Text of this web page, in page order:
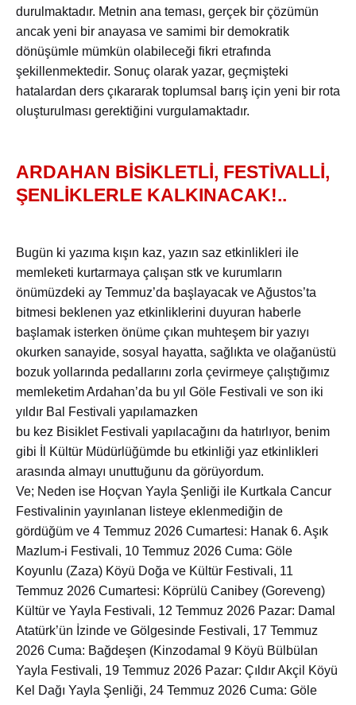
durulmaktadır. Metnin ana teması, gerçek bir çözümün
ancak yeni bir anayasa ve samimi bir demokratik
dönüşümle mümkün olabileceği fikri etrafında
şekillenmektedir. Sonuç olarak yazar, geçmişteki
hatalardan ders çıkararak toplumsal barış için yeni bir rota
oluşturulması gerektiğini vurgulamaktadır.
ARDAHAN BİSİKLETLİ, FESTİVALLİ,
ŞENLİKLERLE KALKINACAK!..
Bugün ki yazıma kışın kaz, yazın saz etkinlikleri ile
memleketi kurtarmaya çalışan stk ve kurumların
önümüzdeki ay Temmuz’da başlayacak ve Ağustos’ta
bitmesi beklenen yaz etkinliklerini duyuran haberle
başlamak isterken önüme çıkan muhteşem bir yazıyı
okurken sanayide, sosyal hayatta, sağlıkta ve olağanüstü
bozuk yollarında pedallarını zorla çevirmeye çalıştığımız
memleketim Ardahan’da bu yıl Göle Festivali ve son iki
yıldır Bal Festivali yapılamazken
bu kez Bisiklet Festivali yapılacağını da hatırlıyor, benim
gibi İl Kültür Müdürlüğümde bu etkinliği yaz etkinlikleri
arasında almayı unuttuğunu da görüyordum.
Ve; Neden ise Hoçvan Yayla Şenliği ile Kurtkala Cancur
Festivalinin yayınlanan listeye eklenmediğin de
gördüğüm ve 4 Temmuz 2026 Cumartesi: Hanak 6. Aşık
Mazlum-i Festivali, 10 Temmuz 2026 Cuma: Göle
Koyunlu (Zaza) Köyü Doğa ve Kültür Festivali, 11
Temmuz 2026 Cumartesi: Köprülü Canibey (Goreveng)
Kültür ve Yayla Festivali, 12 Temmuz 2026 Pazar: Damal
Atatürk’ün İzinde ve Gölgesinde Festivali, 17 Temmuz
2026 Cuma: Bağdeşen (Kinzodamal 9 Köyü Bülbülan
Yayla Festivali, 19 Temmuz 2026 Pazar: Çıldır Akçil Köyü
Kel Dağı Yayla Şenliği, 24 Temmuz 2026 Cuma: Göle